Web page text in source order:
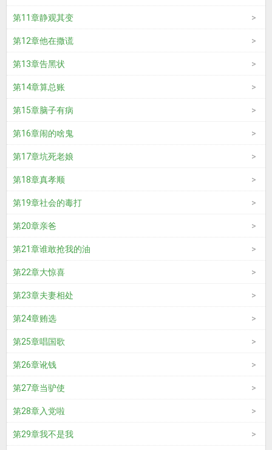
第11章静观其变
第12章他在撒谎
第13章告黑状
第14章算总账
第15章脑子有病
第16章闹的啥鬼
第17章坑死老娘
第18章真孝顺
第19章社会的毒打
第20章亲爸
第21章谁敢抢我的油
第22章大惊喜
第23章夫妻相处
第24章贿选
第25章唱国歌
第26章讹钱
第27章当驴使
第28章入党啦
第29章我不是我